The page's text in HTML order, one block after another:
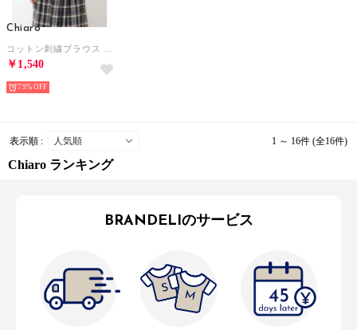
Chiaro
￥1,540
79%
表示順 : 1 ～ 16件 (全16件)
Chiaro ランキング
BRANDELIのサービス